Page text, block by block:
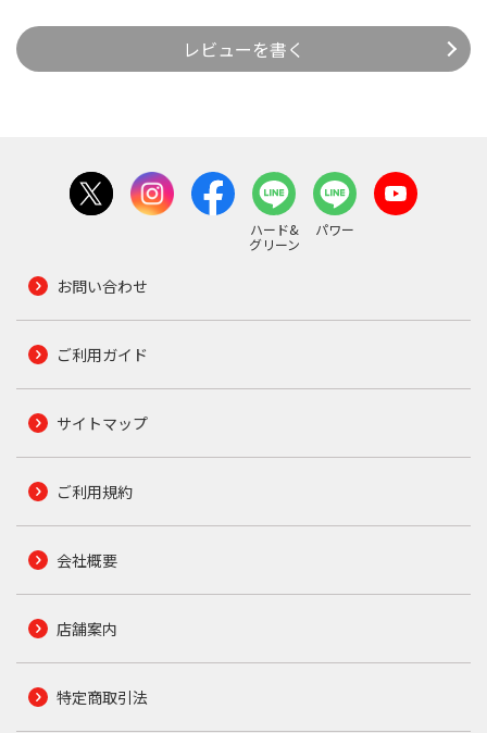
レビューを書く
ハード&
グリーン
パワー
お問い合わせ
ご利用ガイド
サイトマップ
ご利用規約
会社概要
店舗案内
特定商取引法